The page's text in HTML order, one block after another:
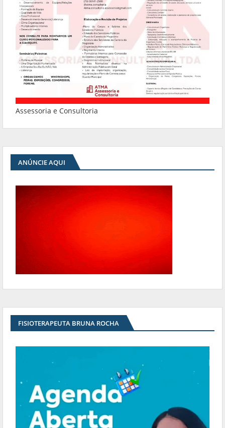
Assessoria e Consultoria
ANÚNCIE AQUI
FISIOTERAPEUTA BRUNA ROCHA